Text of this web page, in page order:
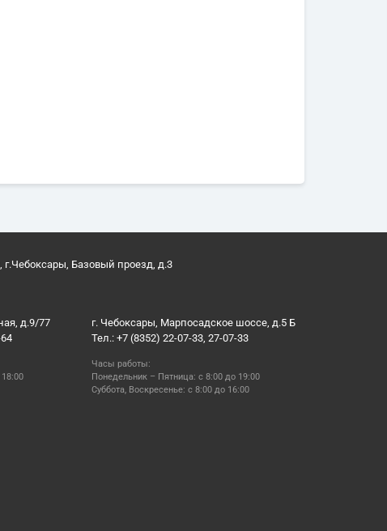
Базовый проезд, д.3
д.9/77
г. Чебоксары, Марпосадское шоссе, д.5 Б
Тел.: +7 (8352) 22-07-33, 27-07-33
Часы работы:
Понедельник – Пятница: с 8:00 до 19:00
Суббота, Воскресенье: с 8:00 до 16:00